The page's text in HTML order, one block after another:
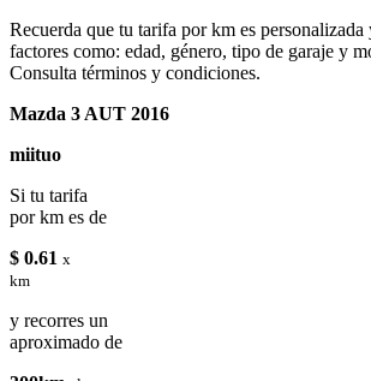
Recuerda que tu tarifa por km es personalizada
factores como: edad, género, tipo de garaje y
Consulta términos y condiciones.
Mazda 3 AUT 2016
miituo
Si tu tarifa
por km es de
$ 0.61 x
km
y recorres un
aproximado de